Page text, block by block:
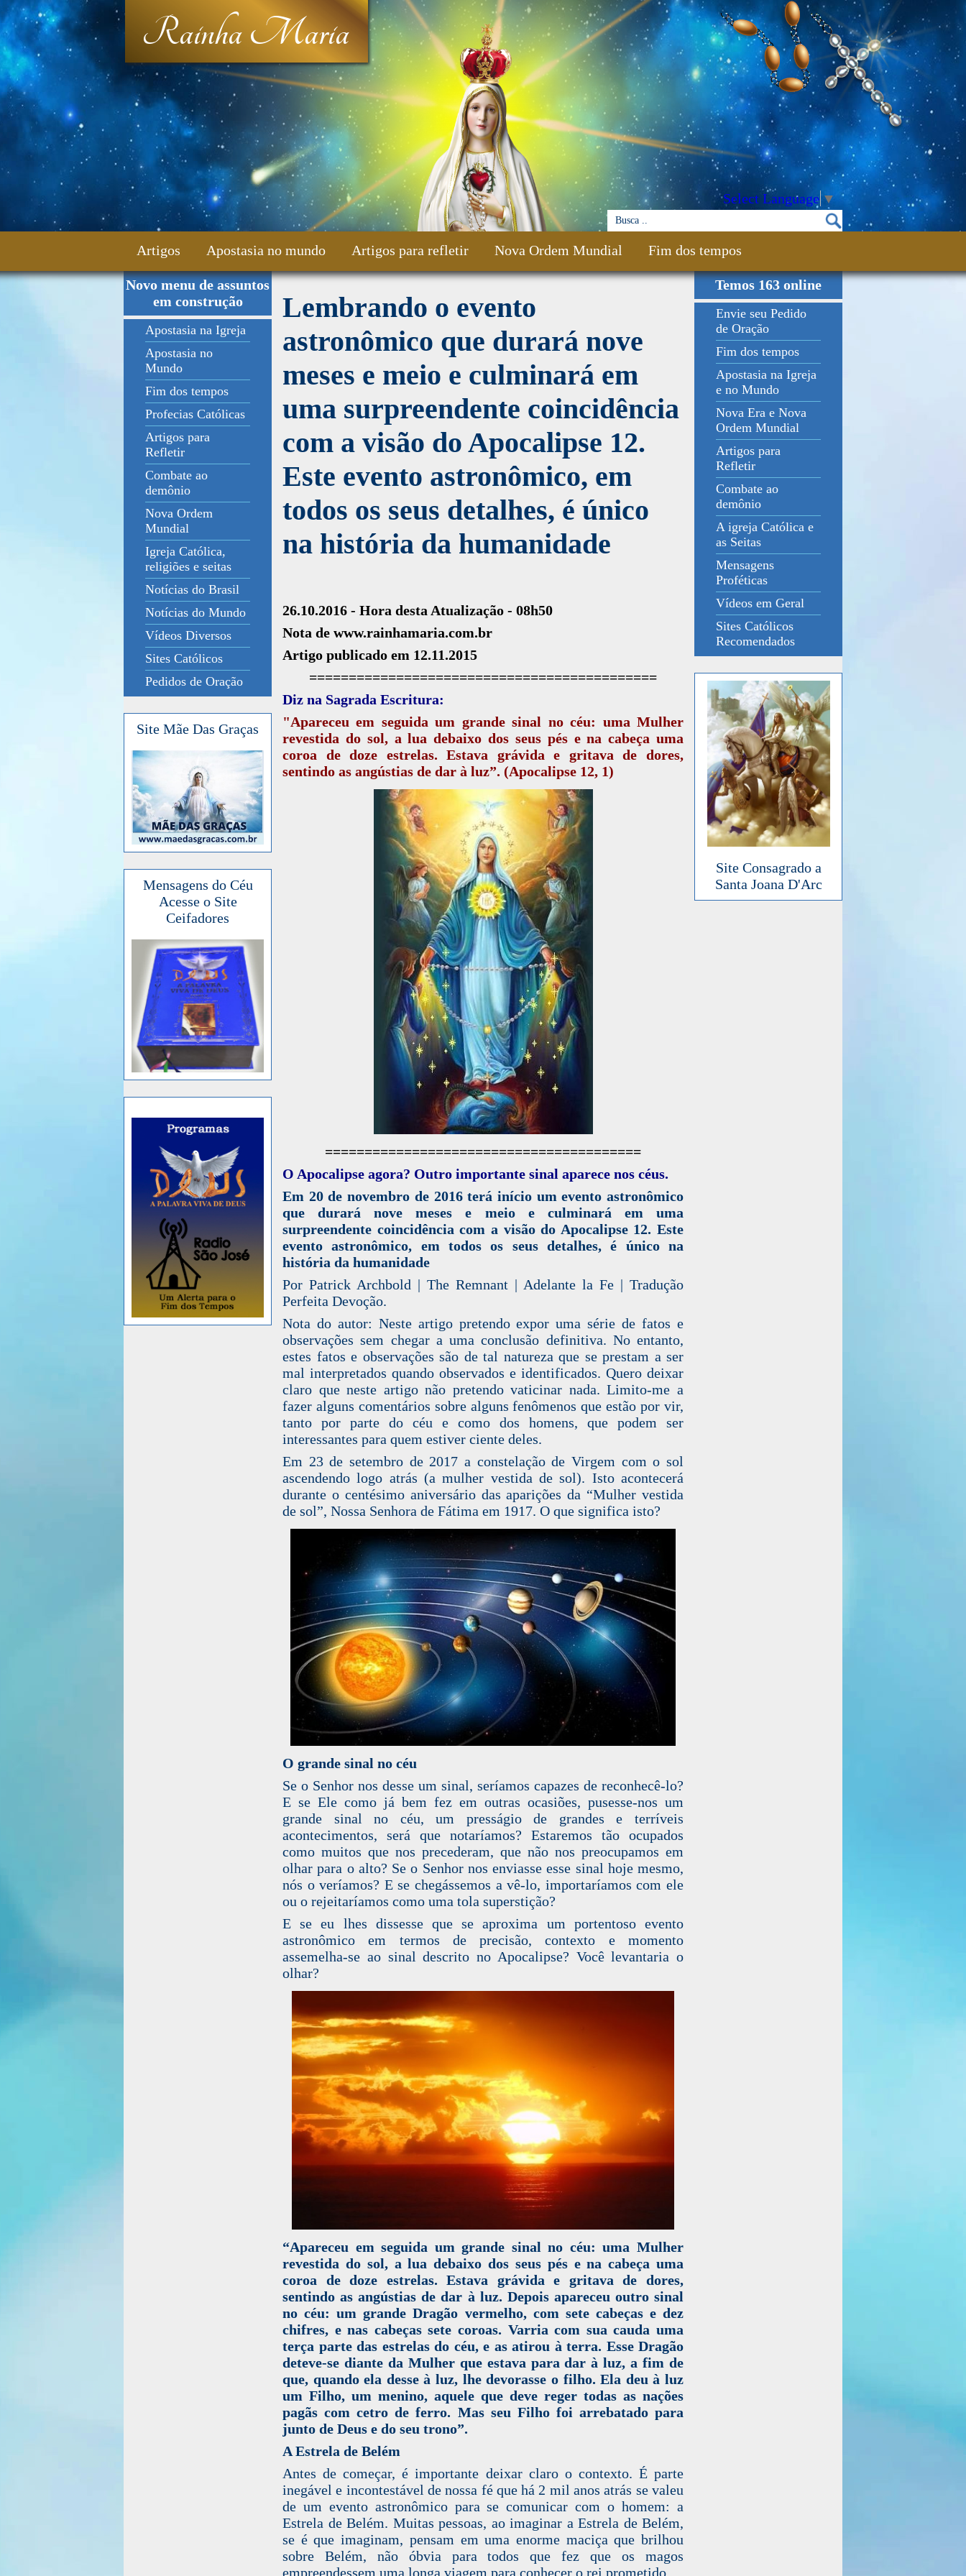
Rainha Maria
Select Language▼
Artigos Apostasia no mundo Artigos para refletir Nova Ordem Mundial Fim dos tempos
Fale Conosco
Novo menu de assuntos
em construção
Apostasia na Igreja
Apostasia no
Mundo
Fim dos tempos
Profecias Católicas
Artigos para
Refletir
Combate ao
demônio
Nova Ordem
Mundial
Igreja Católica,
religiões e seitas
Notícias do Brasil
Notícias do Mundo
Vídeos Diversos
Sites Católicos
Pedidos de Oração
Site Mãe Das Graças
Mensagens do Céu
Acesse o Site
Ceifadores
Lembrando o evento
astronômico que durará nove
meses e meio e culminará em
uma surpreendente coincidência
com a visão do Apocalipse 12.
Este evento astronômico, em
todos os seus detalhes, é único
na história da humanidade
26.10.2016 - Hora desta Atualização - 08h50
Nota de www.rainhamaria.com.br
Artigo publicado em 12.11.2015
============================================
Diz na Sagrada Escritura:
"Apareceu em seguida um grande sinal no céu: uma Mulher
revestida do sol, a lua debaixo dos seus pés e na cabeça uma
coroa de doze estrelas. Estava grávida e gritava de dores,
sentindo as angústias de dar à luz”. (Apocalipse 12, 1)
========================================
O Apocalipse agora? Outro importante sinal aparece nos céus.
Em 20 de novembro de 2016 terá início um evento astronômico
que durará nove meses e meio e culminará em uma
surpreendente coincidência com a visão do Apocalipse 12. Este
evento astronômico, em todos os seus detalhes, é único na
história da humanidade
Por Patrick Archbold | The Remnant | Adelante la Fe | Tradução
Perfeita Devoção.
Nota do autor: Neste artigo pretendo expor uma série de fatos e
observações sem chegar a uma conclusão definitiva. No entanto,
estes fatos e observações são de tal natureza que se prestam a ser
mal interpretados quando observados e identificados. Quero deixar
claro que neste artigo não pretendo vaticinar nada. Limito-me a
fazer alguns comentários sobre alguns fenômenos que estão por vir,
tanto por parte do céu e como dos homens, que podem ser
interessantes para quem estiver ciente deles.
Em 23 de setembro de 2017 a constelação de Virgem com o sol
ascendendo logo atrás (a mulher vestida de sol). Isto acontecerá
durante o centésimo aniversário das aparições da “Mulher vestida
de sol”, Nossa Senhora de Fátima em 1917. O que significa isto?
O grande sinal no céu
Se o Senhor nos desse um sinal, seríamos capazes de reconhecê-lo?
E se Ele como já bem fez em outras ocasiões, pusesse-nos um
grande sinal no céu, um presságio de grandes e terríveis
acontecimentos, será que notaríamos? Estaremos tão ocupados
como muitos que nos precederam, que não nos preocupamos em
olhar para o alto? Se o Senhor nos enviasse esse sinal hoje mesmo,
nós o veríamos? E se chegássemos a vê-lo, importaríamos com ele
ou o rejeitaríamos como uma tola superstição?
E se eu lhes dissesse que se aproxima um portentoso evento
astronômico em termos de precisão, contexto e momento
assemelha-se ao sinal descrito no Apocalipse? Você levantaria o
olhar?
“Apareceu em seguida um grande sinal no céu: uma Mulher
revestida do sol, a lua debaixo dos seus pés e na cabeça uma
coroa de doze estrelas. Estava grávida e gritava de dores,
sentindo as angústias de dar à luz. Depois apareceu outro sinal
no céu: um grande Dragão vermelho, com sete cabeças e dez
chifres, e nas cabeças sete coroas. Varria com sua cauda uma
terça parte das estrelas do céu, e as atirou à terra. Esse Dragão
deteve-se diante da Mulher que estava para dar à luz, a fim de
que, quando ela desse à luz, lhe devorasse o filho. Ela deu à luz
um Filho, um menino, aquele que deve reger todas as nações
pagãs com cetro de ferro. Mas seu Filho foi arrebatado para
junto de Deus e do seu trono”.
A Estrela de Belém
Antes de começar, é importante deixar claro o contexto. É parte
inegável e incontestável de nossa fé que há 2 mil anos atrás se valeu
de um evento astronômico para se comunicar com o homem: a
Estrela de Belém. Muitas pessoas, ao imaginar a Estrela de Belém,
se é que imaginam, pensam em uma enorme maciça que brilhou
sobre Belém, não óbvia para todos que fez que os magos
empreendessem uma longa viagem para conhecer o rei prometido.
Temos 163 online
Envie seu Pedido
de Oração
Fim dos tempos
Apostasia na Igreja
e no Mundo
Nova Era e Nova
Ordem Mundial
Artigos para
Refletir
Combate ao
demônio
A igreja Católica e
as Seitas
Mensagens
Proféticas
Vídeos em Geral
Sites Católicos
Recomendados
Site Consagrado a
Santa Joana D'Arc